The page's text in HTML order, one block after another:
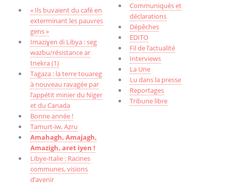
« Ils buvaient du café en
exterminant les pauvres
gens »
Imaziɣen di Libya : seg
wazbu/résistance ar
tnekra (1)
Tagaza : la terre touareg
à nouveau ravagée par
l’appétit minier du Niger
et du Canada
Bonne année !
Tamurt-iw, Aẓru
Amahagh, Amajagh,
Amazigh, aret iyen !
Libye-Italie : Racines
communes, visions
d’avenir
Communiqués et
déclarations
Dépêches
EDITO
Fil de l’actualité
Interviews
La Une
Lu dans la presse
Reportages
Tribune libre